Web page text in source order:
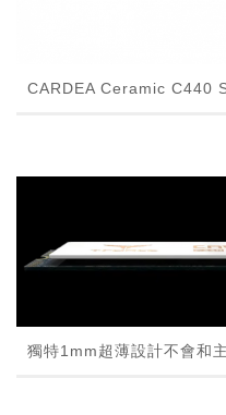
CARDEA Ceramic C440
獨特1mm超薄設計不會和